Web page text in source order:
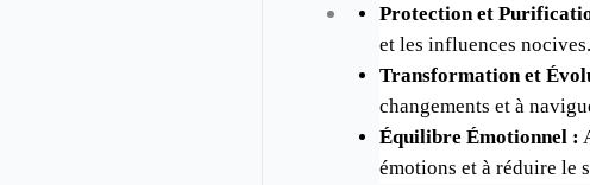
Protection et
et les influences
Transformation et
changements et à
Équilibre Émotionnel :
émotions et à réduire le